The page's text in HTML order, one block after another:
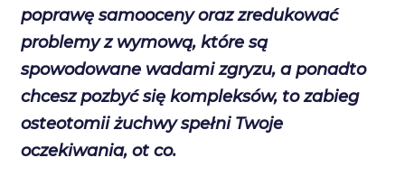
poprawę samooceny oraz zredukować
problemy z wymową, które są
spowodowane wadami zgryzu, a ponadto
chcesz pozbyć się kompleksów, to zabieg
osteotomii żuchwy spełni Twoje
oczekiwania, ot co.